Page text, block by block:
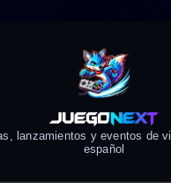
lanzamientos y eventos de
español